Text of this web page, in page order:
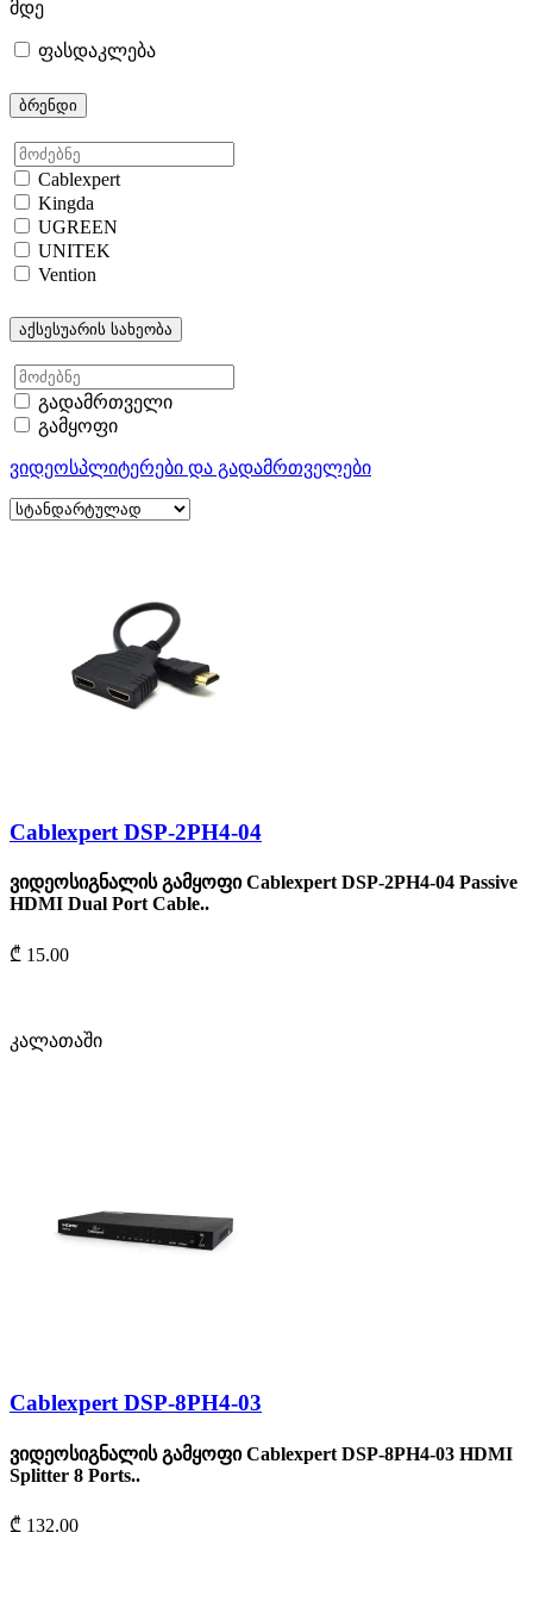
მდე
ფასდაკლება
ბრენდი
Cablexpert
Kingda
UGREEN
UNITEK
Vention
აქსესუარის სახეობა
გადამრთველი
გამყოფი
ვიდეოსპლიტერები და გადამრთველები
Cablexpert DSP-2PH4-04
ვიდეოსიგნალის გამყოფი Cablexpert DSP-2PH4-04 Passive
HDMI Dual Port Cable..
₾ 15.00
კალათაში
Cablexpert DSP-8PH4-03
ვიდეოსიგნალის გამყოფი Cablexpert DSP-8PH4-03 HDMI
Splitter 8 Ports..
₾ 132.00